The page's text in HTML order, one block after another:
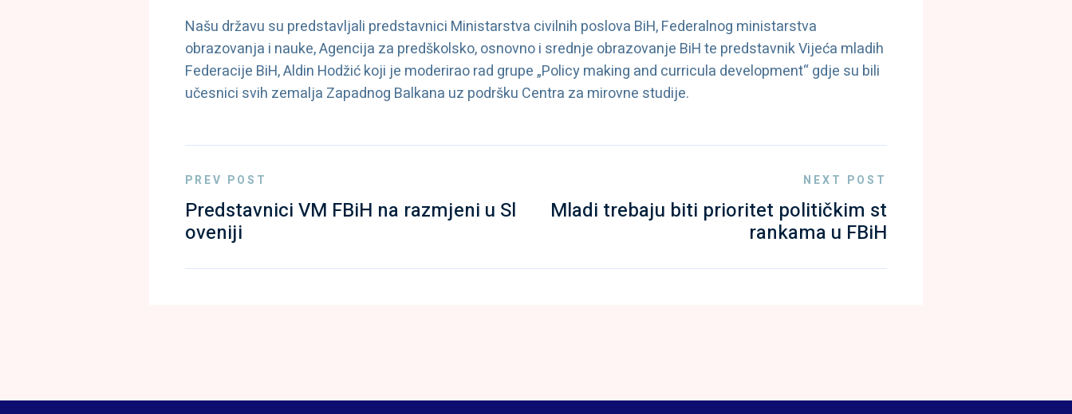
Našu državu su predstavljali predstavnici Ministarstva civilnih poslova BiH, Federalnog ministarstva
obrazovanja i nauke, Agencija za predškolsko, osnovno i srednje obrazovanje BiH te predstavnik Vijeća mladih
Federacije BiH, Aldin Hodžić koji je moderirao rad grupe „Policy making and curricula development“ gdje su bili
učesnici svih zemalja Zapadnog Balkana uz podršku Centra za mirovne studije.
PREV POST
Predstavnici VM FBiH na razmjeni u Sl
oveniji
NEXT POST
Mladi trebaju biti prioritet političkim st
rankama u FBiH